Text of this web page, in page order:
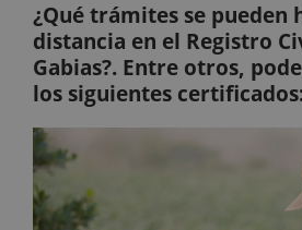
¿Qué trámites se pueden
distancia en el Registro
Gabias?. Entre otros,
los siguientes